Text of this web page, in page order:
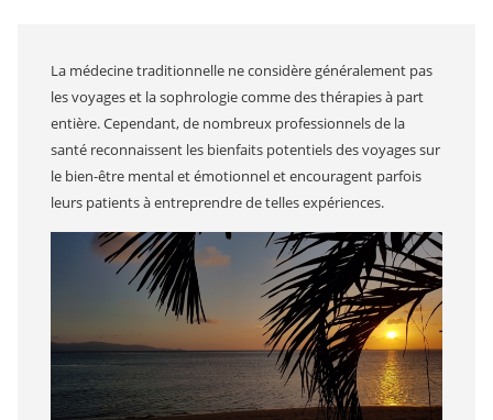
La médecine traditionnelle ne considère généralement pas
les voyages et la sophrologie comme des thérapies à part
entière. Cependant, de nombreux professionnels de la
santé reconnaissent les bienfaits potentiels des voyages sur
le bien-être mental et émotionnel et encouragent parfois
leurs patients à entreprendre de telles expériences.